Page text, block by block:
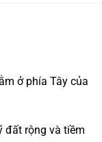
ở phía Tây của
đất rộng và tiềm